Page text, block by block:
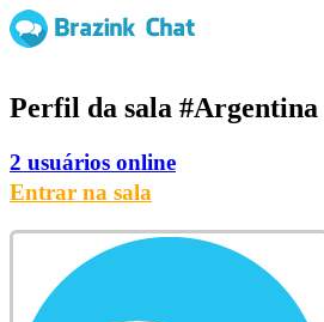
Perfil da sala #Argentina
2 usuários online
Entrar na sala